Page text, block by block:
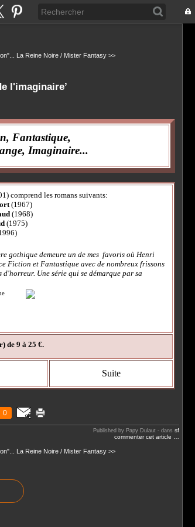
La Reine Noire / Mister Fantasy >>
l'imaginaire’
Fantastique,
Imaginaire...
comprend les romans suivants:
(1967)
(1968)
(1975)
gothique demeure un de mes favoris où Henri
Fiction et Fantastique avec de nombreux frissons
d'horreur. Une série qui se démarque par sa
de 9 à 25 €.
Suite
0
Published by Papy Dulaut - dans sf
commenter cet article
La Reine Noire / Mister Fantasy >>